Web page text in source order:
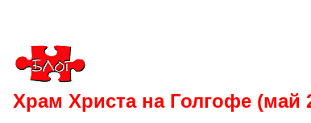
Храм Христа на Голгофе (май